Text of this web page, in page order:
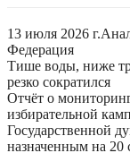
13 июля 2026 г.
Федерация
Тише воды, ниже
резко сократился
Отчёт о
избирательной
Государственной
назначенным на 20